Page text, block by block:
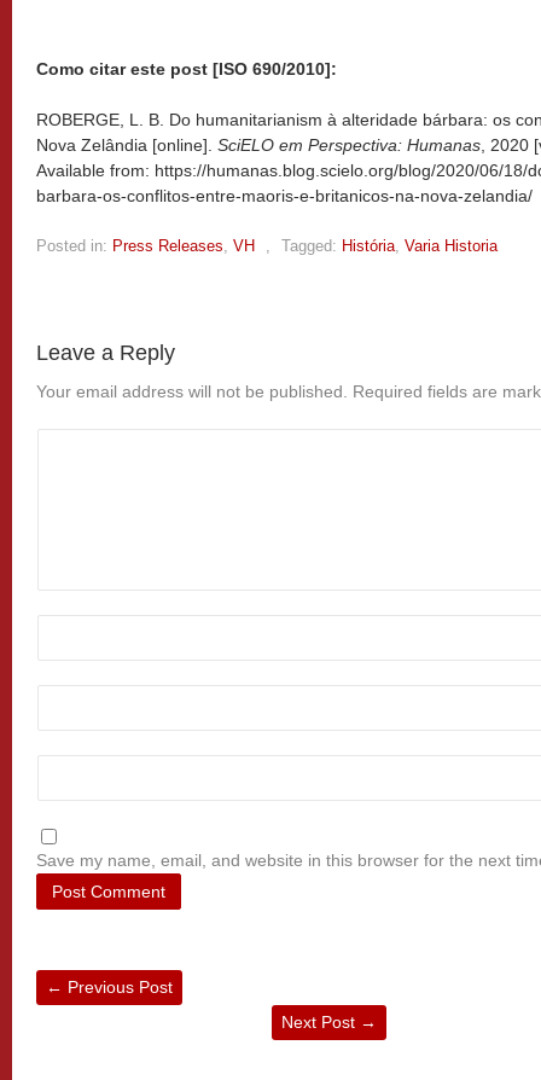
Como citar este post [ISO 690/2010]:
ROBERGE, L. B. Do humanitarianism à alteridade bárbara: os
Nova Zelândia [online]. SciELO em Perspectiva: Humanas , 2020
Available from: https://humanas.blog.scielo.org/blog/2020/06/18/
barbara-os-conflitos-entre-maoris-e-britanicos-na-nova-zelandia/
Posted in: Press Releases VH Tagged: História Varia Historia
Leave a Reply
Your email address will not be published. Required fields are
Save my name, email, and website in this browser for the next
← Previous Post
Next Post →